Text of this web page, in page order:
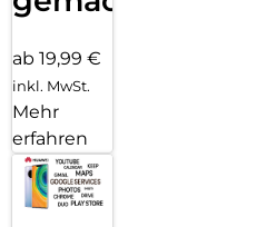
ab 19,99 €
inkl. MwSt.
Mehr
erfahren